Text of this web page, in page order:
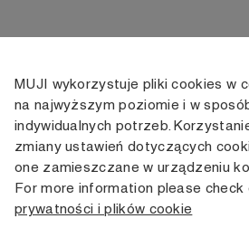
KONTAKT
+48 505 166 958
zamowienia@muji.com.pl
Infolinia czynna
od poniedziałku do piątku
KONTO
Moje
Historia
MUJI wykorzystuje pliki cookies w
na najwyższym poziomie i w
indywidualnych potrzeb.
zmiany ustawień dotyczących
one zamieszczane w urządzeniu
For more information please check
prywatności i plików cookie